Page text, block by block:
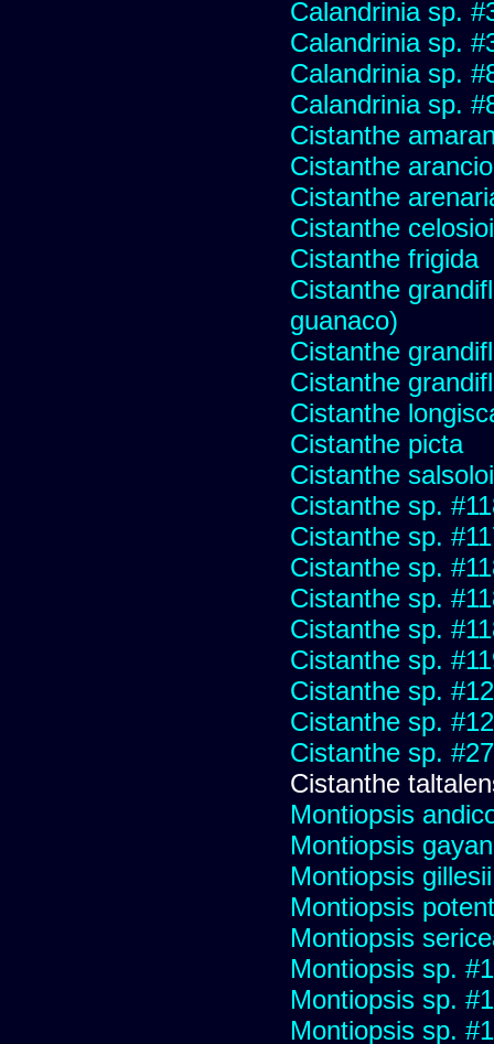
Calandrinia sp.
Calandrinia sp.
Calandrinia sp.
Calandrinia sp.
Cistanthe
Cistanthe
Cistanthe
Cistanthe
Cistanthe frigida
Cistanthe
guanaco)
Cistanthe
Cistanthe
Cistanthe
Cistanthe picta
Cistanthe
Cistanthe sp.
Cistanthe sp.
Cistanthe sp.
Cistanthe sp.
Cistanthe sp.
Cistanthe sp.
Cistanthe sp.
Cistanthe sp.
Cistanthe sp.
Cistanthe
Montiopsis
Montiopsis
Montiopsis gillesii
Montiopsis
Montiopsis
Montiopsis sp.
Montiopsis sp.
Montiopsis sp.